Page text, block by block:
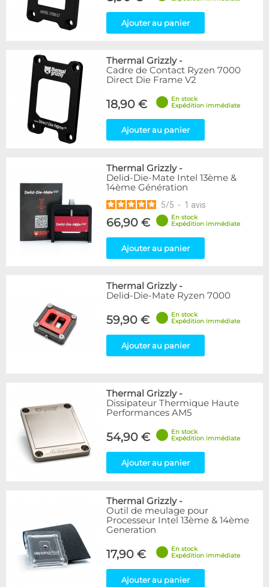
Ajouter au panier
Thermal Grizzly-
Cadre de Contact Ryzen 7000
Direct Die Frame V2
18,90 €
En stock
Expédition immédiate
Ajouter au panier
Thermal Grizzly-
Delid-Die-Mate Intel 13ème &
14ème Génération
5/5 - 1 avis
66,90 €
En stock
Expédition immédiate
Ajouter au panier
Thermal Grizzly-
Delid-Die-Mate Ryzen 7000
59,90 €
En stock
Expédition immédiate
Ajouter au panier
Thermal Grizzly-
Dissipateur Thermique Haute
Performances AM5
54,90 €
En stock
Expédition immédiate
Ajouter au panier
Thermal Grizzly-
Outil de meulage pour
Processeur Intel 13ème & 14ème
Generation
17,90 €
En stock
Expédition immédiate
Ajouter au panier